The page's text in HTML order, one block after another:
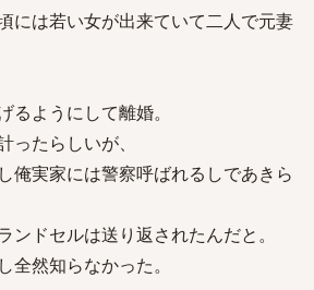
には若い女が出来ていて二人で元妻
るようにして離婚。
ったらしいが、
俺実家には警察呼ばれるしであきら
ンドセルは送り返されたんだと。
全然知らなかった。